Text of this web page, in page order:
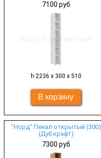
7100 руб
h 2236 х 300 х 510
"Норд" Пенал открытый (300)
(Дуб крафт)
7300 руб